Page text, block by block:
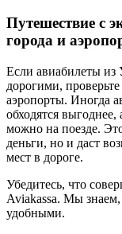
Путешествие с
города и
Если авиабилеты из
дорогими,
аэропорты. Иногда
обходятся
можно на поезде.
деньги, но и даст
мест в дороге.
Убедитесь, что
Aviakassa. Мы знаем,
удобными.